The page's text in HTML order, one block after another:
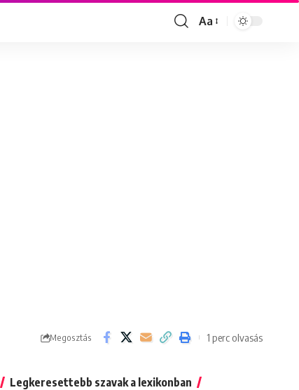
Font
Aa
Megosztás 1 perc olvasás
Legkeresettebb szavak a lexikonban